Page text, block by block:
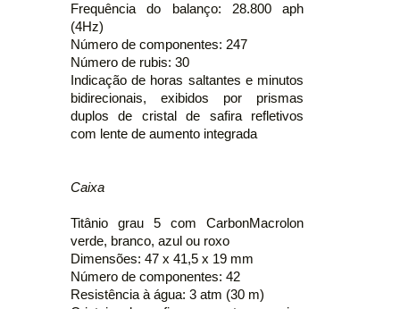
Frequência do balanço: 28.800 aph
(4Hz)
Número de componentes: 247
Número de rubis: 30
Indicação de horas saltantes e minutos
bidirecionais, exibidos por prismas
duplos de cristal de safira refletivos
com lente de aumento integrada
Caixa
Titânio grau 5 com CarbonMacrolon
verde, branco, azul ou roxo
Dimensões: 47 x 41,5 x 19 mm
Número de componentes: 42
Resistência à água: 3 atm (30 m)